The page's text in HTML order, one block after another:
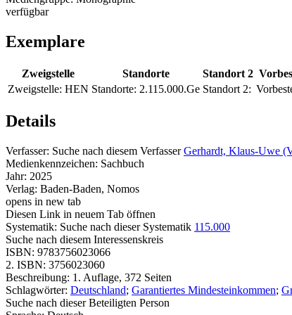
verfügbar
Exemplare
Zweigstelle Standorte Standort 2
Zweigstelle: HEN Standorte: 2.115.000.Ge Standort 2:
Details
Verfasser: Suche nach diesem Verfasser Gerhardt, Klaus-Uwe
Medienkennzeichen: Sachbuch
Jahr: 2025
Verlag: Baden-Baden, Nomos
opens in new tab
Diesen Link in neuem Tab öffnen
Systematik: Suche nach dieser Systematik 115.000
Suche nach diesem Interessenskreis
ISBN: 9783756023066
2. ISBN: 3756023060
Beschreibung: 1. Auflage, 372 Seiten
Schlagwörter: Deutschland; Garantiertes Mindesteinkommen;
Suche nach dieser Beteiligten Person